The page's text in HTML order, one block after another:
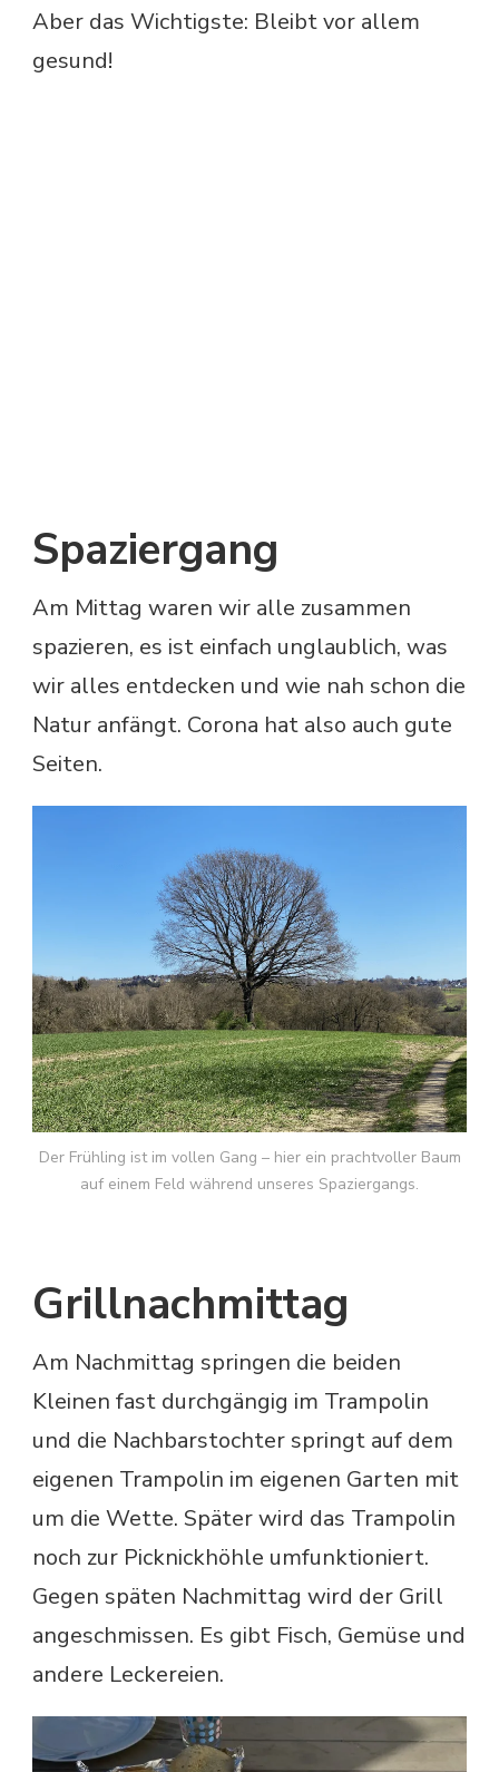
Aber das Wichtigste: Bleibt vor allem
gesund!
Spaziergang
Am Mittag waren wir alle zusammen
spazieren, es ist einfach unglaublich, was
wir alles entdecken und wie nah schon die
Natur anfängt. Corona hat also auch gute
Seiten.
Der Frühling ist im vollen Gang – hier ein prachtvoller Baum
auf einem Feld während unseres Spaziergangs.
Grillnachmittag
Am Nachmittag springen die beiden
Kleinen fast durchgängig im Trampolin
und die Nachbarstochter springt auf dem
eigenen Trampolin im eigenen Garten mit
um die Wette. Später wird das Trampolin
noch zur Picknickhöhle umfunktioniert.
Gegen späten Nachmittag wird der Grill
angeschmissen. Es gibt Fisch, Gemüse und
andere Leckereien.